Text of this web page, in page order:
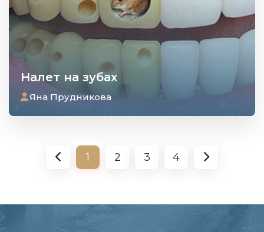
Налет на зубах
Яна Прудникова
1 2 3 4